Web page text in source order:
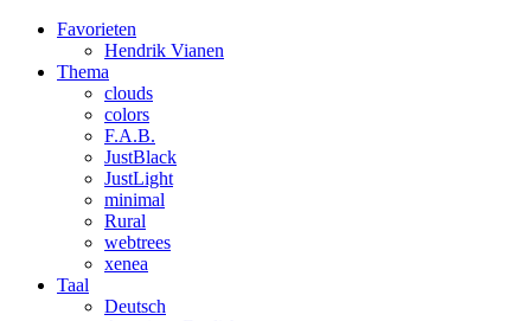
Favorieten
Hendrik Vianen
Thema
clouds
colors
F.A.B.
JustBlack
JustLight
minimal
Rural
webtrees
xenea
Taal
Deutsch